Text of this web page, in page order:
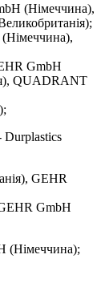
(Німеччина),
GmbH
QUADRANT
Durplastics
GEHR
GmbH
(Німеччина);